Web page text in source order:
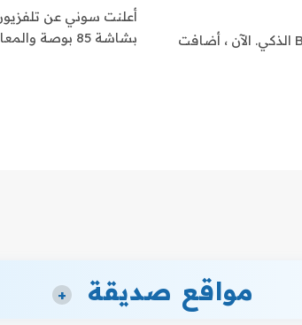
في الشهر الماضي ، أطلقت سوني تلفزيون Bravia XR A80K OLED الذكي. الآن ، أضافت
بشاشة 85 بوصة والمعالج المعرفي…
مواقع صديقة +